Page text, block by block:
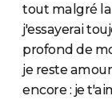
tout malgré la
j'essayerai
profond de
je reste
encore : je